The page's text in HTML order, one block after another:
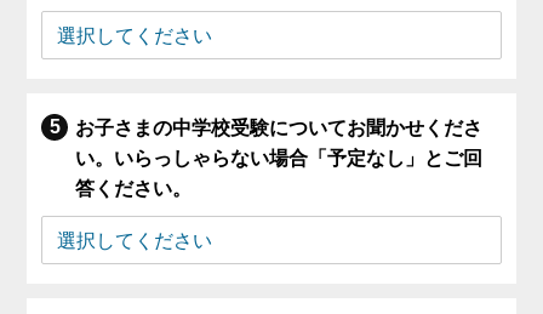
お子さまの中学校受験についてお聞かせくださ
い。いらっしゃらない場合「予定なし」とご回
答ください。